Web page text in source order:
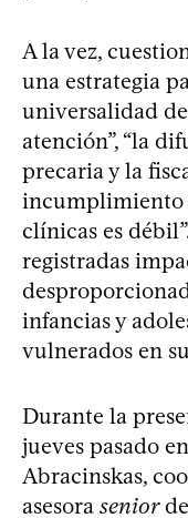
A la vez,
una estrategia
universalidad
atención”, “la
precaria y la
incumplimiento
clínicas es
registradas
infancias y
vulnerados en
Durante la
jueves pasado
Abracinskas,
asesora senior